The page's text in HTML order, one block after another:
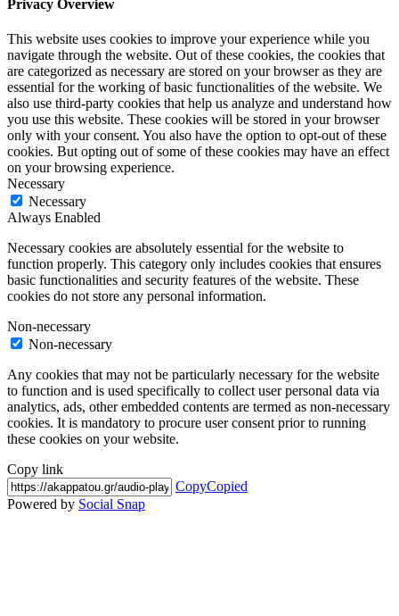
Privacy Overview
This website uses cookies to improve your experience while you
navigate through the website. Out of these cookies, the cookies that
are categorized as necessary are stored on your browser as they are
essential for the working of basic functionalities of the website. We
also use third-party cookies that help us analyze and understand how
you use this website. These cookies will be stored in your browser
only with your consent. You also have the option to opt-out of these
cookies. But opting out of some of these cookies may have an effect
on your browsing experience.
Necessary
Necessary
Always Enabled
Necessary cookies are absolutely essential for the website to
function properly. This category only includes cookies that ensures
basic functionalities and security features of the website. These
cookies do not store any personal information.
Non-necessary
Non-necessary
Any cookies that may not be particularly necessary for the website
to function and is used specifically to collect user personal data via
analytics, ads, other embedded contents are termed as non-necessary
cookies. It is mandatory to procure user consent prior to running
these cookies on your website.
Copy link
CopyCopied
Powered by Social Snap